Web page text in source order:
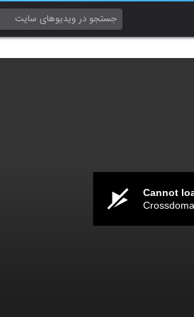
Cannot